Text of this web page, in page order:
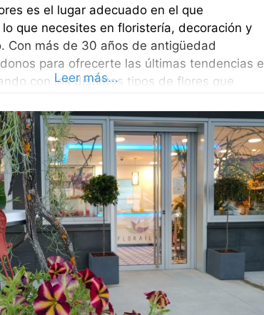
es el lugar adecuado en el que
que necesites en floristería, decoración y
Con más de 30 años de antigüedad
para ofrecerte las últimas tendencias
con los distintos tipos de flores que
Leer más...